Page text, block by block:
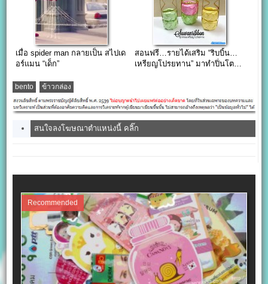
เมื่อ spider man กลายเป็น สไปเด
อร์แมน “เด็ก”
สอนฟรี…รายได้เสริม “ริบบิ้น…
เหรียญโปรยทาน” มาทำปิ่นโต…
bento ข้าวกล่อง
สนใจลงโฆษณาตำแหน่งนี้ คลิ๊ก
Recommended